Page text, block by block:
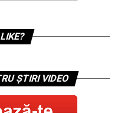
ȘTIRI VIDEO